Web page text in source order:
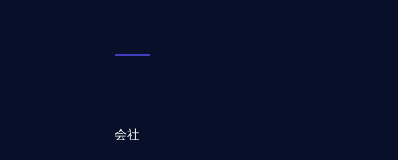
会社